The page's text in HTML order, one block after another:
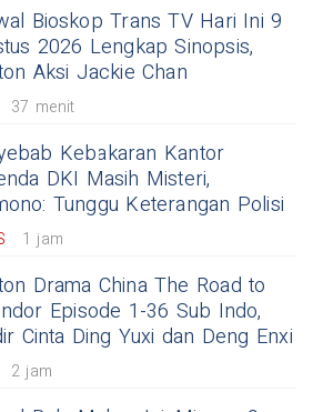
Bioskop Trans TV Hari Ini 9
2026 Lengkap Sinopsis,
Aksi Jackie Chan
37 menit
Kebakaran Kantor
DKI Masih Misteri,
Tunggu Keterangan Polisi
1 jam
Drama China The Road to
Episode 1-36 Sub Indo,
Cinta Ding Yuxi dan Deng Enxi
2 jam